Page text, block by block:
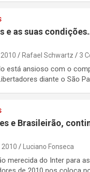
e as suas
Rafael Schwartz 3
está ansioso com o
diante o São
e Brasileirão,
2010 Luciano Fonseca
merecida do Inter para